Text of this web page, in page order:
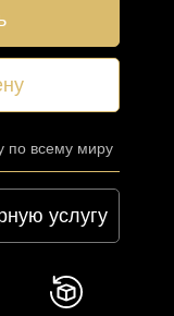
по всему миру
услугу